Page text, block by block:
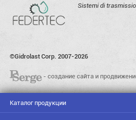
Sistemi di
©Gidrolast Corp. 2007-2026
- создание сайта и
Каталог продукции